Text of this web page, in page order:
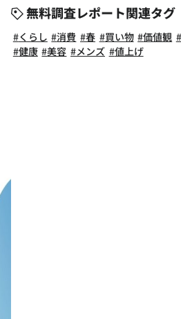
無料調査レポート関連タグ
くらし 消費 春 買い物 価値観
健康
美容 メンズ 値上げ